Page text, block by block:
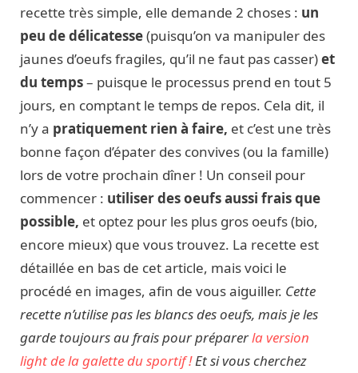
recette très simple, elle demande 2 choses : un
peu de délicatesse(puisqu’on va manipuler des
jaunes d’oeufs fragiles, qu’il ne faut pas casser)et
du temps– puisque le processus prend en tout 5
jours, en comptant le temps de repos. Cela dit, il
n’y a pratiquement rien à faire, et c’est une très
bonne façon d’épater des convives (ou la famille)
lors de votre prochain dîner ! Un conseil pour
commencer : utiliser des oeufs aussi frais que
possible, et optez pour les plus gros oeufs (bio,
encore mieux) que vous trouvez. La recette est
détaillée en bas de cet article, mais voici le
procédé en images, afin de vous aiguiller. Cette
recette n’utilise pas les blancs des oeufs, mais je les
garde toujours au frais pour préparerla version
light de la galette du sportif !Et si vous cherchez